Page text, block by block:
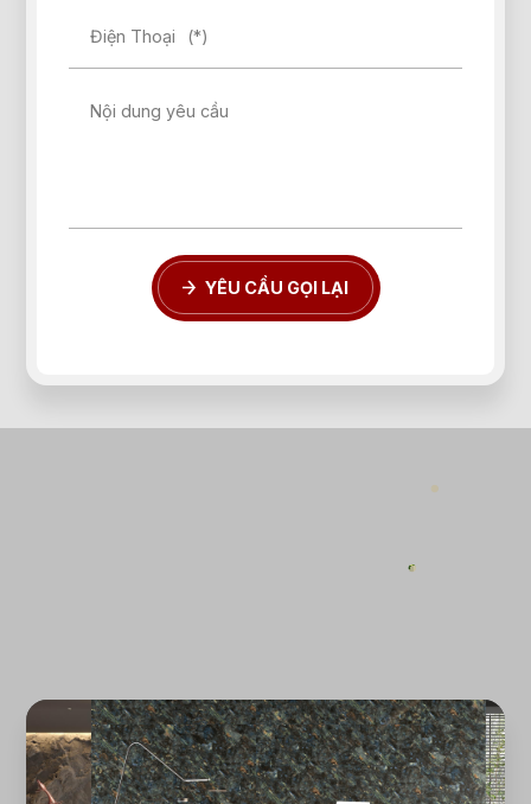
Điện Thoại (*)
Nội dung yêu cầu
YÊU CẦU GỌI LẠI